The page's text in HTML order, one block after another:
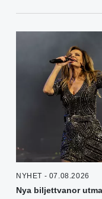
NYHET - 07.08.2026
Nya biljettvanor